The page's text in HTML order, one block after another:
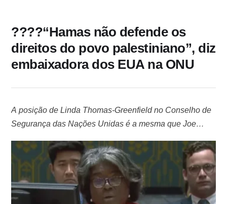
????“Hamas não defende os
direitos do povo palestiniano”, diz
embaixadora dos EUA na ONU
A posição de Linda Thomas-Greenfield no Conselho de
Segurança das Nações Unidas é a mesma que Joe
resolução apresentada pela Rússia ao Conselho de
Segurança da ONU sobre os ataques sofridos por Israel,
a embaixadora dos Estados Unidos na ONU, Linda
Thomas-Greenfield, afirmou que não poderia apoiar …